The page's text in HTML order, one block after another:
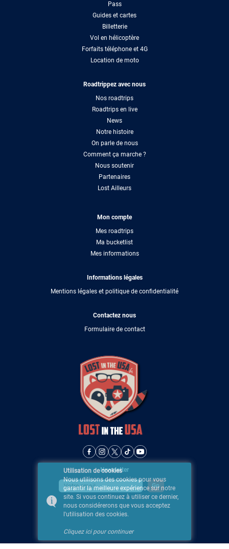
Pass
Guides et cartes
Billetterie
Vol en hélicoptère
Forfaits téléphone et 4G
Location de moto
Roadtrippez avec nous
Nos roadtrips
Roadtrips en live
News
Notre histoire
On parle de nous
Comment ça marche ?
Nous soutenir
Partenaires
Lost Ailleurs
Mon compte
Mes roadtrips
Ma bucketlist
Mes informations
Informations légales
Mentions légales et politique de confidentialité
Contactez nous
Formulaire de contact
Newsletter
Utilisation de cookies
Nous utilisons des cookies pour vous
garantir la meilleure expérience sur notre
site. Si vous continuez à utiliser ce dernier,
nous considérerons que vous acceptez
l'utilisation des cookies.
Cliquez ici pour continuer